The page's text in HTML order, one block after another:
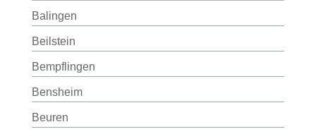
Balingen
Beilstein
Bempflingen
Bensheim
Beuren